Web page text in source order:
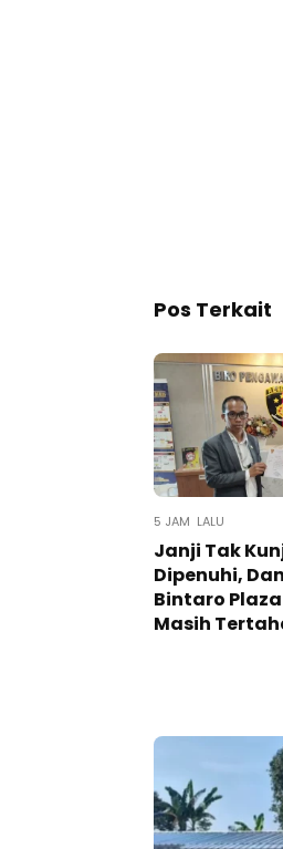
Pos Terkait
5 JAM LALU
Janji Tak
Dipenuhi,
Bintaro
Masih